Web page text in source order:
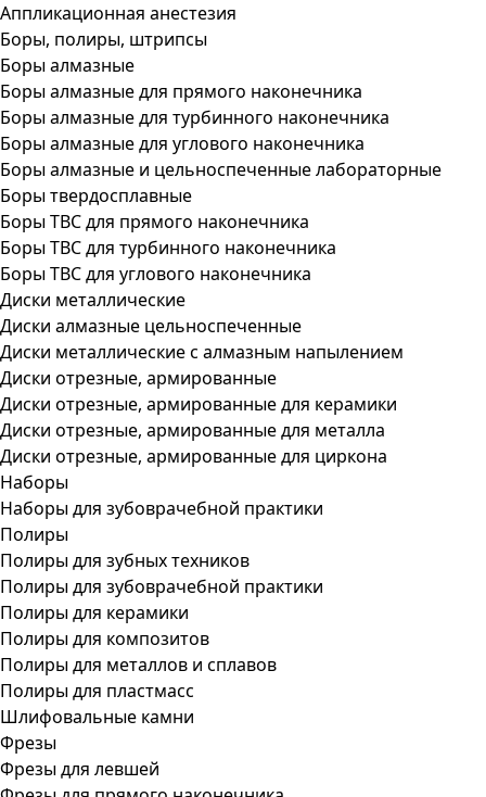
Аппликационная анестезия
Боры, полиры, штрипсы
Боры алмазные
Боры алмазные для прямого наконечника
Боры алмазные для турбинного наконечника
Боры алмазные для углового наконечника
Боры алмазные и цельноспеченные лабораторные
Боры твердосплавные
Боры ТВС для прямого наконечника
Боры ТВС для турбинного наконечника
Боры ТВС для углового наконечника
Диски металлические
Диски алмазные цельноспеченные
Диски металлические с алмазным напылением
Диски отрезные, армированные
Диски отрезные, армированные для керамики
Диски отрезные, армированные для металла
Диски отрезные, армированные для циркона
Наборы
Наборы для зубоврачебной практики
Полиры
Полиры для зубных техников
Полиры для зубоврачебной практики
Полиры для керамики
Полиры для композитов
Полиры для металлов и сплавов
Полиры для пластмасс
Шлифовальные камни
Фрезы
Фрезы для левшей